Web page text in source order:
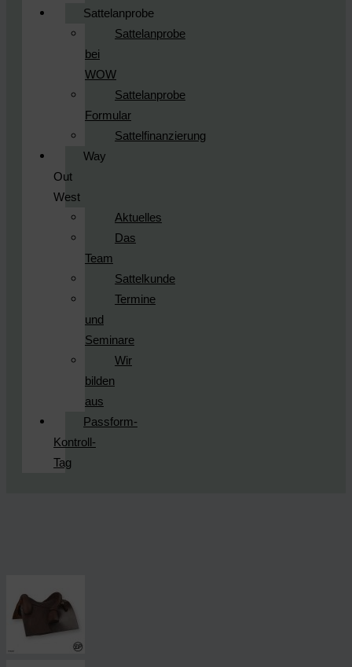
Sattelanprobe
Sattelanprobe
bei
WOW
Sattelanprobe
Formular
Sattelfinanzierung
Way
Out
West
Aktuelles
Das
Team
Sattelkunde
Termine
und
Seminare
Wir
bilden
aus
Passform-
Kontroll-
Tag